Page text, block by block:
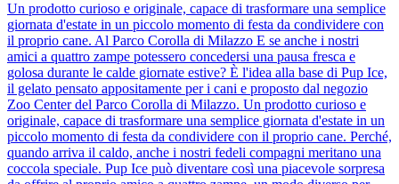
Un prodotto curioso e originale, capace di trasformare una semplice
giornata d'estate in un piccolo momento di festa da condividere con
il proprio cane. Al Parco Corolla di Milazzo E se anche i nostri
amici a quattro zampe potessero concedersi una pausa fresca e
golosa durante le calde giornate estive? È l'idea alla base di Pup Ice,
il gelato pensato appositamente per i cani e proposto dal negozio
Zoo Center del Parco Corolla di Milazzo. Un prodotto curioso e
originale, capace di trasformare una semplice giornata d'estate in un
piccolo momento di festa da condividere con il proprio cane. Perché,
quando arriva il caldo, anche i nostri fedeli compagni meritano una
coccola speciale. Pup Ice può diventare così una piacevole sorpresa